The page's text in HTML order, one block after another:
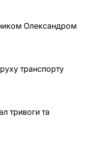
Олександром
транспорту
тривоги та